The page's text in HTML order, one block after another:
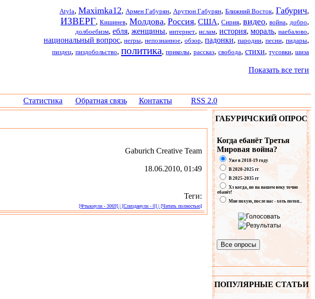
Atyla, Maximka12, Армен Габурян, Арутюн Габурян, Ближний Восток, Габурич,
ИЗВЕРГ, Кишинев, Молдова, Россия, США, Сирия, видео, война, добро,
долбоебизм, ебля, женщины, интернет, ислам, история, мораль, наебалово,
национальный вопрос, негры, непознанное, обзор, падонки, пародии, песни, пидары,
пиздец, пиздобольство, политика, приколы, рассказ, свобода, стихи, тусовки, шиза
Показать все теги
Статистика Обратная связь Контакты RSS 2.0
Gaburich Creative Team
18.06.2010, 01:49
Теги:
[Фтыкнули - 3069] | [Спизданули - 0] | [Читать полностью]
ГАБУРИЧСКИЙ ОПРОС
Когда ебанёт Третья
Мировая война?
Уже в 2018-19 году
В 2020-2025 гг
В 2025-2035 гг
Хз когда, но на нашем веку точно
ебанёт!
Мне похую, после нас - хоть потоп...
Все опросы
ПОПУЛЯРНЫЕ СТАТЬИ